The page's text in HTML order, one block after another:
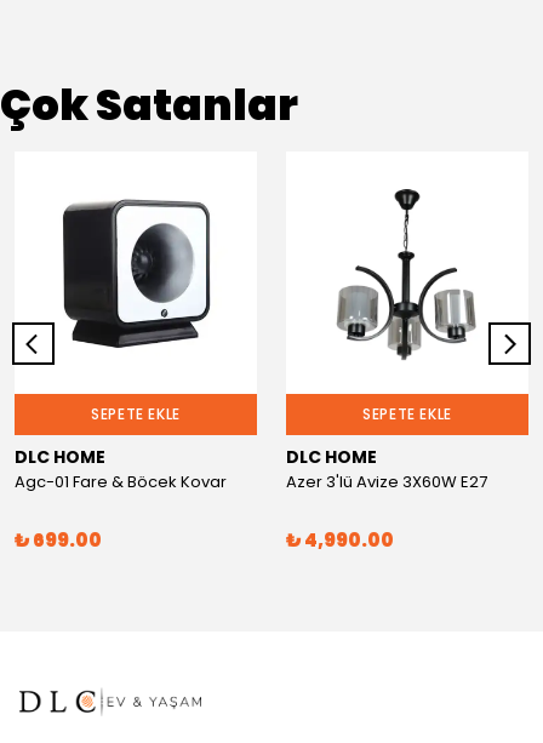
Çok Satanlar
SEPETE EKLE
DLC HOME
Agc-01 Fare & Böcek Kovar
₺ 699.00
SEPETE EKLE
DLC HOME
Azer 3'lü Avize 3X60W E27
₺ 4,990.00